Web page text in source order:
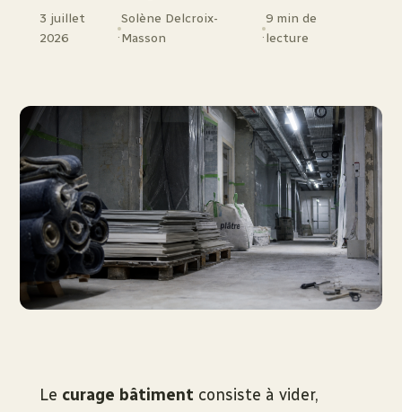
3 juillet
2026
·
Solène Delcroix-
Masson
·
9 min de
lecture
Le curage bâtiment consiste à vider,